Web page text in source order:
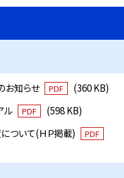
お知らせ PDF
(360 KB)
ル
PDF
(598 KB)
ついて(ＨＰ掲載)
PDF